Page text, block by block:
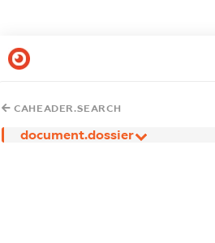
CAHEADER.SEARCH
document.dossier